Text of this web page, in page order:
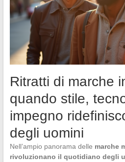
Ritratti di marche
quando stile,
impegno
degli uomini
Nell’ampio panorama delle marche
rivoluzionano il quotidiano degli